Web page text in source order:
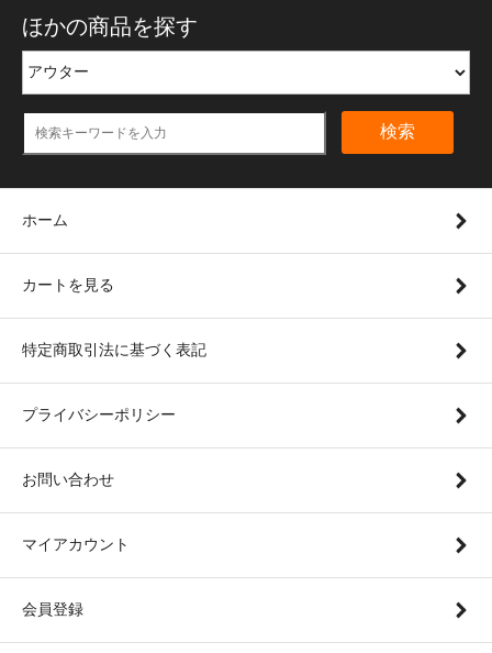
ほかの商品を探す
検索
ホーム
カートを見る
特定商取引法に基づく表記
プライバシーポリシー
お問い合わせ
マイアカウント
会員登録